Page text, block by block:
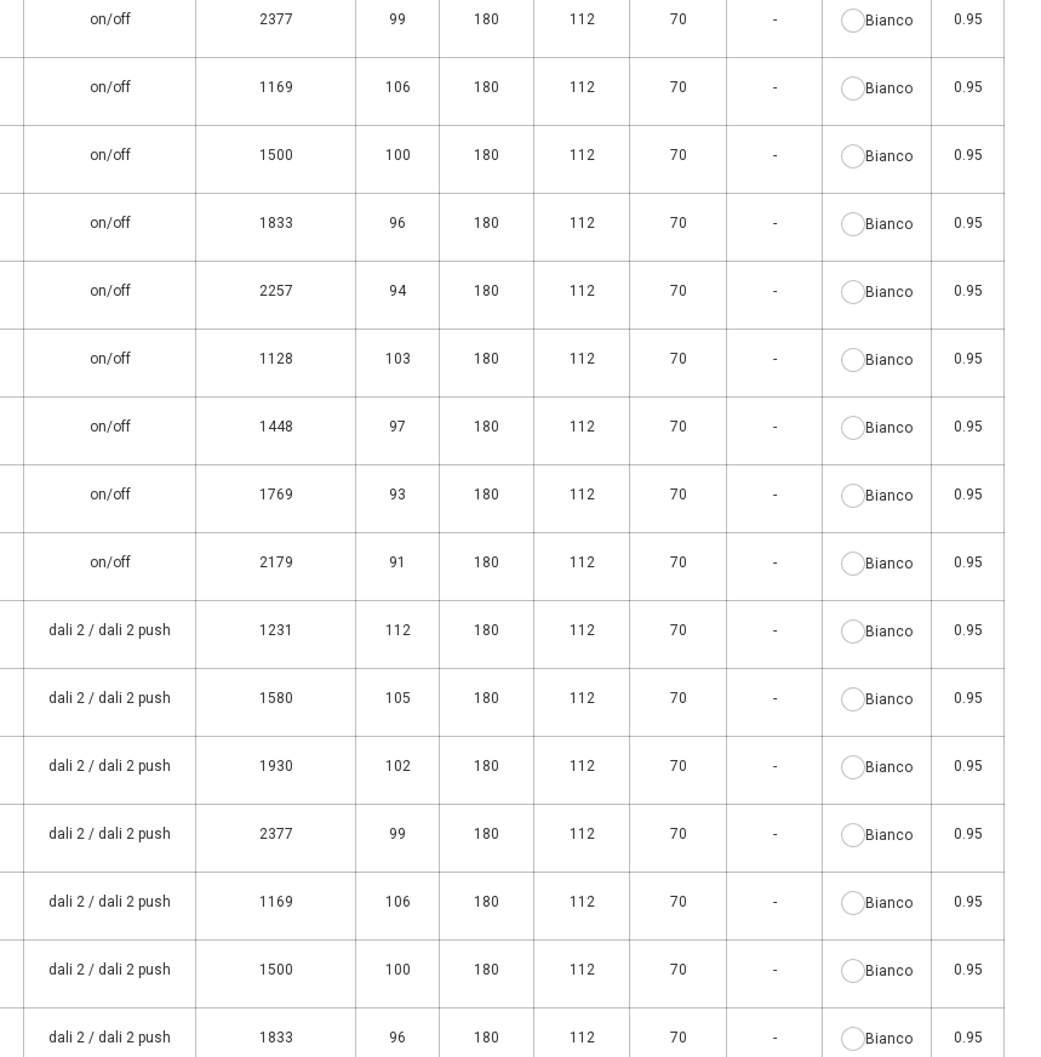
on/off 2377 99 180 112 70 - Bianco 0.95
on/off 1169 106 180 112 70 - Bianco 0.95
on/off 1500 100 180 112 70 - Bianco 0.95
on/off 1833 96 180 112 70 - Bianco 0.95
on/off 2257 94 180 112 70 - Bianco 0.95
on/off 1128 103 180 112 70 - Bianco 0.95
on/off 1448 97 180 112 70 - Bianco 0.95
on/off 1769 93 180 112 70 - Bianco 0.95
on/off 2179 91 180 112 70 - Bianco 0.95
dali 2 / dali 2 push 1231 112 180 112 70 - Bianco 0.95
dali 2 / dali 2 push 1580 105 180 112 70 - Bianco 0.95
dali 2 / dali 2 push 1930 102 180 112 70 - Bianco 0.95
dali 2 / dali 2 push 2377 99 180 112 70 - Bianco 0.95
dali 2 / dali 2 push 1169 106 180 112 70 - Bianco 0.95
dali 2 / dali 2 push 1500 100 180 112 70 - Bianco 0.95
dali 2 / dali 2 push 1833 96 180 112 70 - Bianco 0.95